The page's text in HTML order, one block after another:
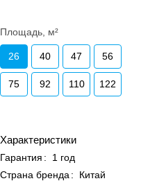
Площадь, м²
26 40 47 56
75 92 110 122
Характеристики
Гарантия :
1 год
Страна бренда :
Китай